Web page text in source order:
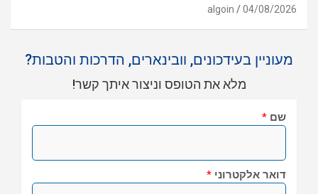
04/08/2026
algoin
מעוניין בעידכונים, וובינארים, הדרכות והטבות?
מלא את הטופס וניצור איתך קשר!
שם *
דואר אלקטרוני *